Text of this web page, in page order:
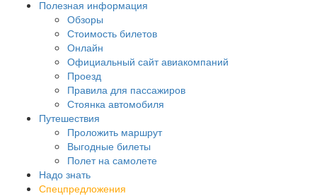
Полезная информация
Обзоры
Стоимость билетов
Онлайн
Официальный сайт авиакомпаний
Проезд
Правила для пассажиров
Стоянка автомобиля
Путешествия
Проложить маршрут
Выгодные билеты
Полет на самолете
Надо знать
Спецпредложения